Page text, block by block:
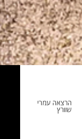
הרצאה עמרי
שוורץ